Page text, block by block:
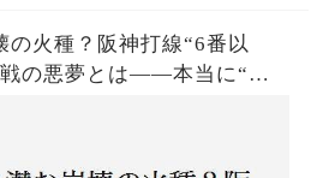
の火種？阪神打線“6番以
の悪夢とは——本当に“強